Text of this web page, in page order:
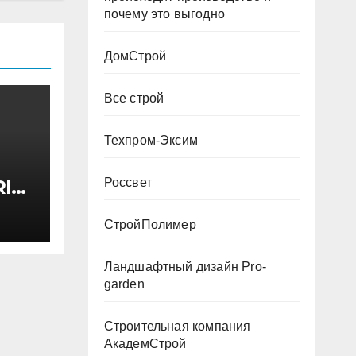
почему это выгодно
ДомСтрой
Все строй
Техпром-Эксим
Россвет
СтройПолимер
Ландшафтный дизайн Pro-
garden
Строительная компания
АкадемСтрой